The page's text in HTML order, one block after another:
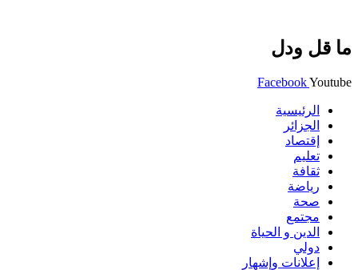
ما قل ودل
FacebookYoutube
الرئيسية
الجزائر
إقتصاد
تعليم
ثقافة
رياضة
صحة
مجتمع
الدين و الحياة
دولي
إعلانات وإشهار